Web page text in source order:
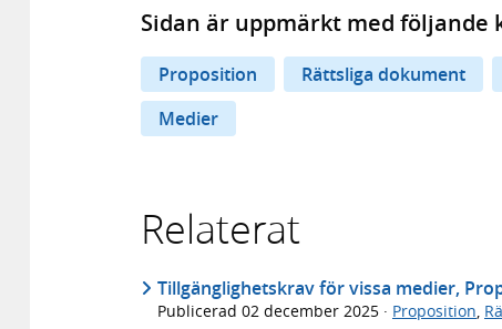
Sidan är uppmärkt med följande
Proposition Rättsliga dokument
Medier
Relaterat
Tillgänglighetskrav för vissa medier,
Publicerad 02 december 2025 · Proposition,